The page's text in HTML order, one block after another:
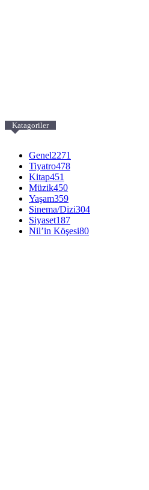
Katagoriler
Genel2271
Tiyatro478
Kitap451
Müzik450
Yaşam359
Sinema/Dizi304
Siyaset187
Nil’in Köşesi80